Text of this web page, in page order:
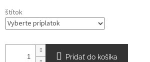
štítok
Pridať do košíka